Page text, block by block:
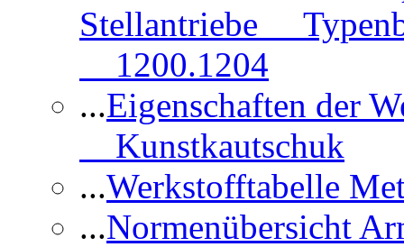
Stellantriebe
1200.1204
...Eigenschaften der
Kunstkautschuk
...Werkstofftabelle
...Normenübersicht